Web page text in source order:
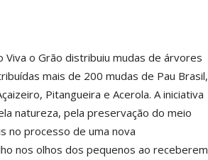
o Grão distribuiu mudas de árvores
mais de 200 mudas de Pau Brasil,
Pitangueira e Acerola. A iniciativa
natureza, pela preservação do meio
no processo de uma nova
nos olhos dos pequenos ao receberem